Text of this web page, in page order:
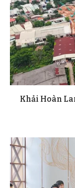
Khải Hoàn